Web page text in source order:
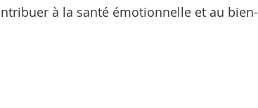
à la santé émotionnelle et au